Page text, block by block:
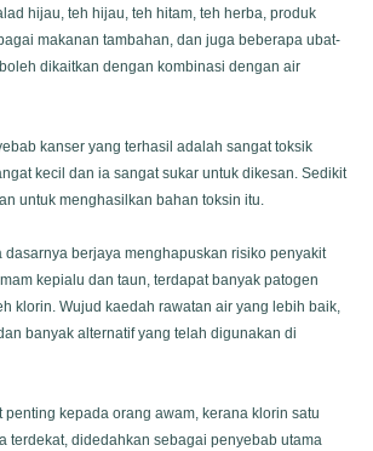
hijau, teh hijau, teh hitam, teh herba, produk
makanan tambahan, dan juga beberapa ubat-
dikaitkan dengan kombinasi dengan air
kanser yang terhasil adalah sangat toksik
kecil dan ia sangat sukar untuk dikesan. Sedikit
untuk menghasilkan bahan toksin itu.
berjaya menghapuskan risiko penyakit
kepialu dan taun, terdapat banyak patogen
klorin. Wujud kaedah rawatan air yang lebih baik,
banyak alternatif yang telah digunakan di
penting kepada orang awam, kerana klorin satu
terdekat, didedahkan sebagai penyebab utama